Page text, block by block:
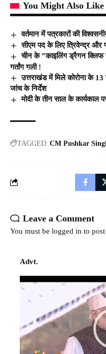
You Might Also Like
वर्तमान में पत्रकारों की
सीएम पद के लिए त्रिवेन्द्र
चीन के ”काइलिंग ड्रैगन क्लिफ
गर्तांग गली !
उत्तराखंड में मिले कोरोना के
जांच के निर्देश
मोदी के तीन साल के कार्यकाल
TAGGED: CM Pushkar
Leave a Comment
You must be logged in to
Advt.
Video